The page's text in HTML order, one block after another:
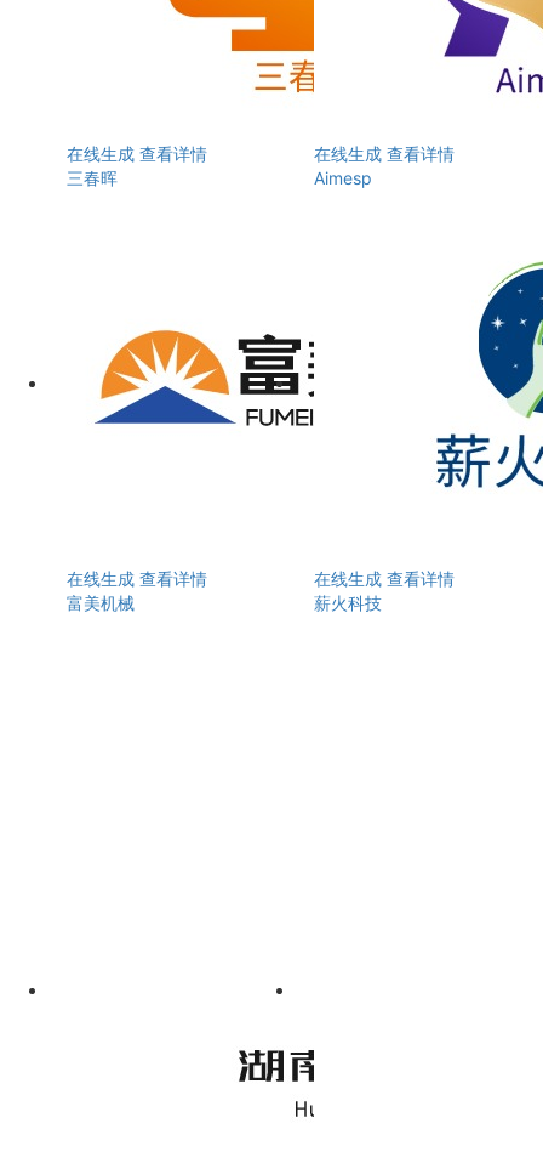
在线生成 查看详情
三春晖
在线生成 查看详情
Aimesp
在线生成 查看详情
富美机械
在线生成 查看详情
薪火科技